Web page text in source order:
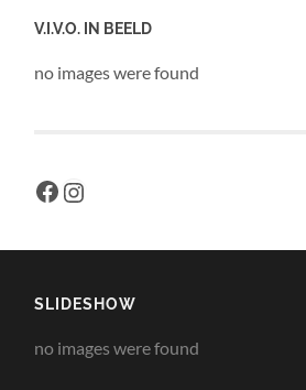
V.I.V.O. IN BEELD
no images were found
Facebook
Instagram
SLIDESHOW
no images were found